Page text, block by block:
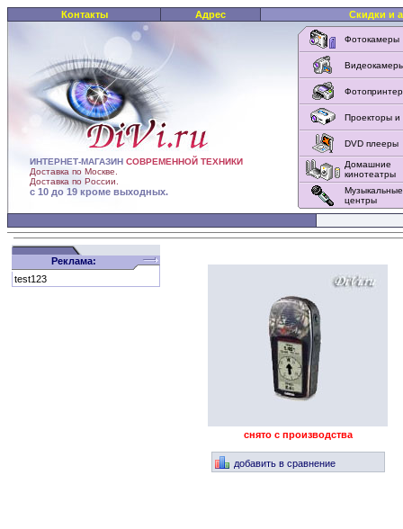
Контакты Адрес Скидки и
ИНТЕРНЕТ-МАГАЗИН СОВРЕМЕННОЙ ТЕХНИКИ
Доставка по Москве.
Доставка по России.
с 10 до 19 кроме выходных.
Фотокамеры
Проекторы и
DVD плееры
Домашние
кинотеатры
Музыкальные
центры
Реклама:
test123
снято с производства
добавить в сравнение